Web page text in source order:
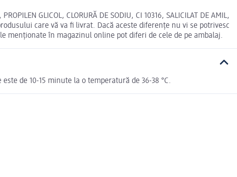
GLICOL, CLORURĂ DE SODIU, CI 10316, SALICILAT DE AMIL,
care vă va fi livrat. Dacă aceste diferențe nu vi se potrivesc
în magazinul online pot diferi de cele de pe ambalaj.
de 10-15 minute la o temperatură de 36-38 °C.